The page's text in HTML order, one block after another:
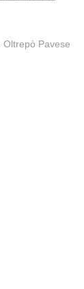
Pavese